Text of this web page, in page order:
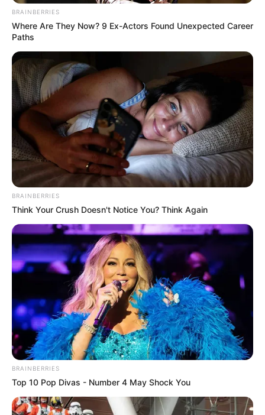
10 Desain Kanopi Tempat
Tidur, Serasa Beristirahat di
Kamar Raja
Tampil Lebih Modern, 7 Potret
Hasil Renovasi Rumah Berusia
BRAINBERRIES
Where Are They Now? 9 Ex-Actors Found Unexpected Career
Paths
BRAINBERRIES
Think Your Crush Doesn't Notice You? Think Again
BRAINBERRIES
Top 10 Pop Divas - Number 4 May Shock You